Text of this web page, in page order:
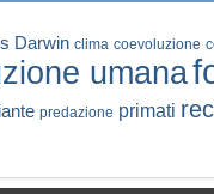
Darwin clima coevoluzione
umana
predazione primati